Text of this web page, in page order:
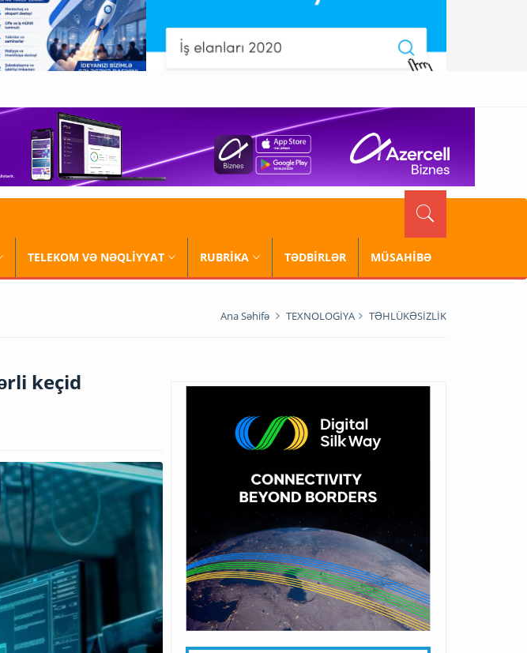
TELEKOM VƏ NƏQLİYYAT RUBRİKA TƏDBİRLƏR MÜSAHİBƏ
Ana Səhifə TEXNOLOGİYA TƏHLÜKƏSİZLİK
keçid